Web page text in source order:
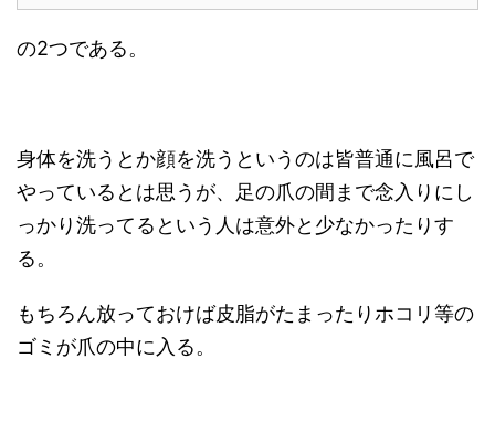
の2つである。
身体を洗うとか顔を洗うというのは皆普通に風呂で
やっているとは思うが、足の爪の間まで念入りにし
っかり洗ってるという人は意外と少なかったりす
る。
もちろん放っておけば皮脂がたまったりホコリ等の
ゴミが爪の中に入る。